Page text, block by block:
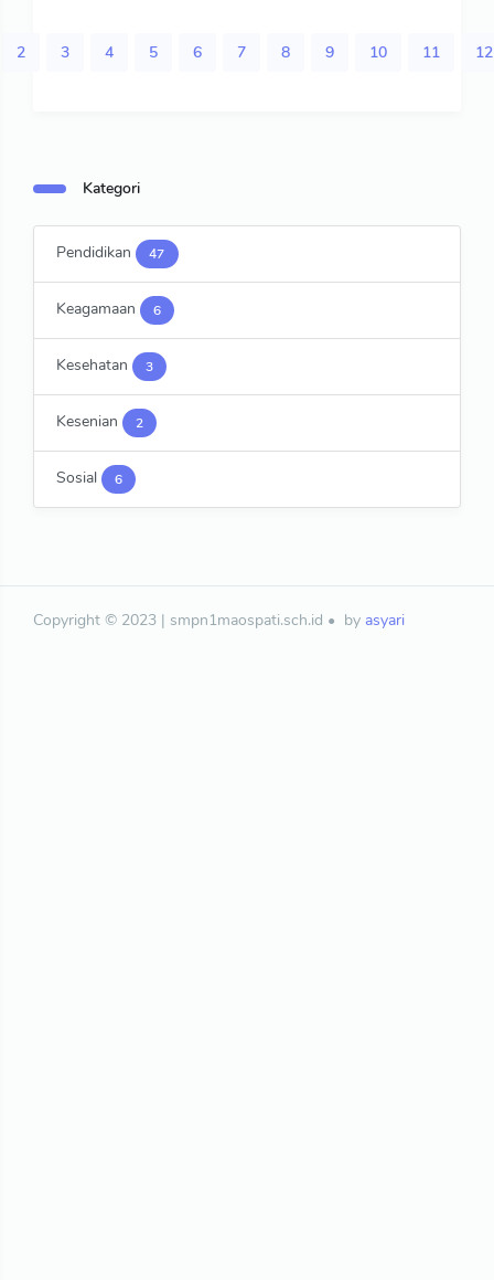
2 3 4 5 6 7 8 9 10 11 12
Kategori
Pendidikan 47
Keagamaan 6
Kesehatan 3
Kesenian 2
Sosial 6
Copyright © 2023 | smpn1maospati.sch.id by asyari